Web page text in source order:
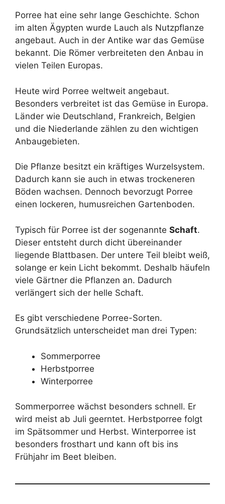
Porree hat eine sehr lange Geschichte. Schon
im alten Ägypten wurde Lauch als Nutzpflanze
angebaut. Auch in der Antike war das Gemüse
bekannt. Die Römer verbreiteten den Anbau in
vielen Teilen Europas.
Heute wird Porree weltweit angebaut.
Besonders verbreitet ist das Gemüse in Europa.
Länder wie Deutschland, Frankreich, Belgien
und die Niederlande zählen zu den wichtigen
Anbaugebieten.
Die Pflanze besitzt ein kräftiges Wurzelsystem.
Dadurch kann sie auch in etwas trockeneren
Böden wachsen. Dennoch bevorzugt Porree
einen lockeren, humusreichen Gartenboden.
Typisch für Porree ist der sogenannte Schaft.
Dieser entsteht durch dicht übereinander
liegende Blattbasen. Der untere Teil bleibt weiß,
solange er kein Licht bekommt. Deshalb häufeln
viele Gärtner die Pflanzen an. Dadurch
verlängert sich der helle Schaft.
Es gibt verschiedene Porree-Sorten.
Grundsätzlich unterscheidet man drei Typen:
Sommerporree
Herbstporree
Winterporree
Sommerporree wächst besonders schnell. Er
wird meist ab Juli geerntet. Herbstporree folgt
im Spätsommer und Herbst. Winterporree ist
besonders frosthart und kann oft bis ins
Frühjahr im Beet bleiben.